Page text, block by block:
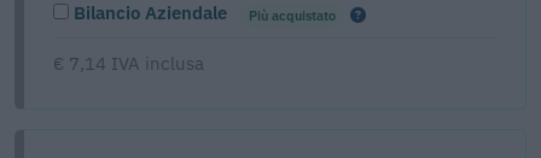
Bilancio Aziendale Più acquistato
€ 7,14 IVA inclusa